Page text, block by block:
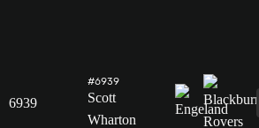
6939
#6939
Scott
Wharton